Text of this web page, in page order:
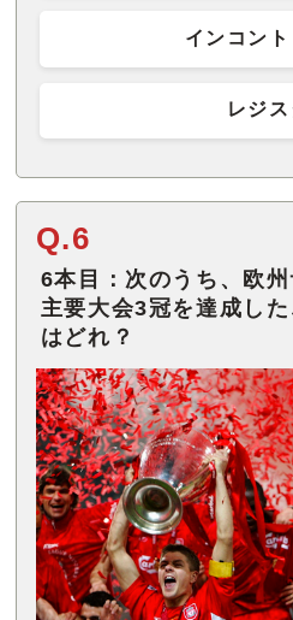
インコント
レジス
Q.6
6本目：次のうち、欧
主要大会3冠を達成し
はどれ？